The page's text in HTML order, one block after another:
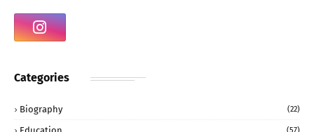
Categories
Biography (22)